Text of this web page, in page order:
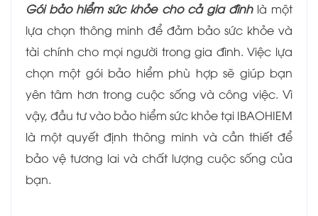
Gói bảo hiểm sức khỏe cho cả gia đìnhlà một
lựa chọn thông minh để đảm bảo sức khỏe và
tài chính cho mọi người trong gia đình. Việc lựa
chọn một gói bảo hiểm phù hợp sẽ giúp bạn
yên tâm hơn trong cuộc sống và công việc. Vì
vậy, đầu tư vào bảo hiểm sức khỏe tại IBAOHIEM
là một quyết định thông minh và cần thiết để
bảo vệ tương lai và chất lượng cuộc sống của
bạn.